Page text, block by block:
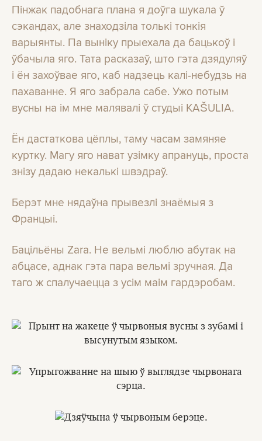
Пінжак падобнага плана я доўга шукала ў
сэкандах, але знаходзіла толькі тонкія
варыянты. Па выніку прыехала да бацькоў і
ўбачыла яго. Тата расказаў, што гэта дзядуляў
і ён захоўвае яго, каб надзець калі-небудзь на
пахаванне. Я яго забрала сабе. Ужо потым
вусны на ім мне малявалі ў студыі KAŠULIA.
Ён дастаткова цёплы, таму часам замяняе
куртку. Магу яго нават узімку апрануць, проста
знізу дадаю некалькі швэдраў.
Берэт мне нядаўна прывезлі знаёмыя з
Францыі.
Бацільёны Zara. Не вельмі люблю абутак на
абцасе, аднак гэта пара вельмі зручная. Да
таго ж спалучаецца з усім маім гардэробам.